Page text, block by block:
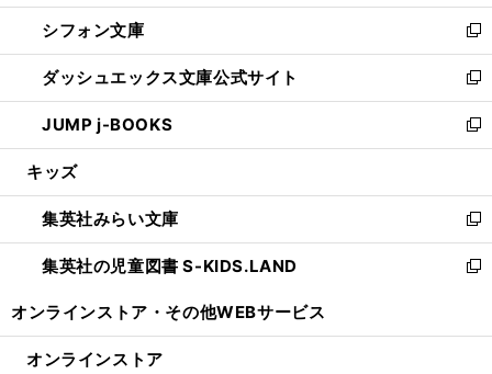
開
く
ウ
で
開
く
ウ
ィ
ン
ド
ウ
で
開
し
い
ウ
ィ
ン
ド
ウ
開
く
シフォン文庫
新
し
い
ウ
ィ
ン
ウ
で
開
く
ダッシュエックス文庫公式サイト
新
し
い
ウ
ン
ド
ウ
で
JUMP j-BOOKS
新
し
ウ
ィ
ン
ド
開
キッズ
集英社みらい文庫
新
し
い
ン
集英社の児童図書 S-KIDS.LAND
新
ウ
オンラインストア・ その他WEBサービス
オンラインストア